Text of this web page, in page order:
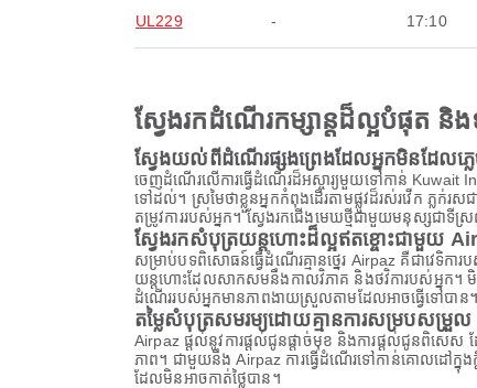
UL229 - 17:10
ស្វែងរកដំណើរកម្សាន្តដ៏ល្អបំផុត
ស្វែងយល់ពីដំណើរផ្សងព្រេងដែលអ្នកមិនដែលភ្ល
ចេញដំណើរលើការធ្វើដំណើរដ៏អស្ចារ្យមួយទៅកាន់ Kuwait
ទៅដល់។ ស្រមៃថាខ្លួនអ្នកកំពុងដើរតាមផ្លូវដ៏រស់រវើក ភ្
តម្រូវការរបស់អ្នក។ ស្វែងរកជើងមេឃថ្មីជាមួយមនុស្សជា
ស្វែងរកសំបុត្រយន្តហោះដ៏ល្អឥតខ្ចោះជាមួយ
សម្រាប់បទពិសោធន៍ធ្វើដំណើរគ្មានថ្នេរ Airpaz គឺជាវេ
យន្តហោះដែលសាកសមនឹងកាលវិភាគ និងថវិការបស់អ្នក។ មិ
ដំណើររបស់អ្នកមានភាពងាយស្រួលតាមដែលអាចធ្វើទៅបាន។
តម្លៃសំបុត្រសមរម្យដោយគ្មានការសម្របសម្រួល
Airpaz ផ្តល់នូវការផ្តល់ជូនផ្តាច់មុខ និងការផ្តល់ជូនពិសេ
ភាព។ ជាមួយនឹង Airpaz ការធ្វើដំណើរទៅកាន់គោលដៅក្
ដែលមិនអាចកាត់ថ្លៃបាន។